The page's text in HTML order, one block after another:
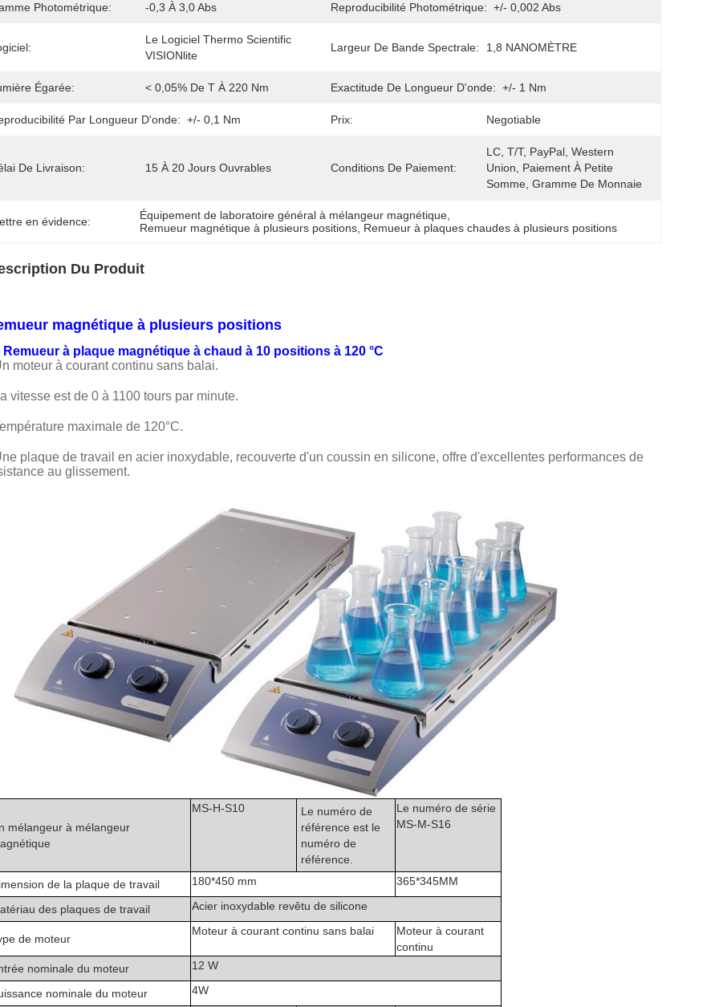
Photométrique: -0,3 À 3,0 Abs Reproducibilité Photométrique: +/- 0,002 Abs
Le Logiciel Thermo Scientific
VISIONlite
Largeur De Bande Spectrale: 1,8 NANOMÈTRE
Égarée: < 0,05% De T À 220 Nm Exactitude De Longueur D'onde: +/- 1 Nm
Par Longueur D'onde: +/- 0,1 Nm Prix: Negotiable
De Livraison: 15 À 20 Jours Ouvrables Conditions De Paiement:
LC, T/T, PayPal, Western
Union, Paiement À Petite
Somme, Gramme De Monnaie
en évidence: Équipement de laboratoire général à mélangeur magnétique
Remueur magnétique à plusieurs positions Remueur à plaques chaudes à plusieurs positions
Du Produit
magnétique à plusieurs positions
Remueur à plaque magnétique à chaud à 10 positions à 120 °C
moteur à courant continu sans balai.
vitesse est de 0 à 1100 tours par minute.
maximale de 120°C.
plaque de travail en acier inoxydable, recouverte d'un coussin en silicone, offre d'excellentes performances de
au glissement.
mélangeur à mélangeur
MS-H-S10
Le numéro de
référence est le
numéro de
référence.
Le numéro de série
MS-M-S16
de la plaque de travail 180*450 mm 365*345MM
des plaques de travail Acier inoxydable revêtu de silicone
de moteur
Moteur à courant continu sans balai
Moteur à courant
continu
nominale du moteur
12 W
nominale du moteur 4W